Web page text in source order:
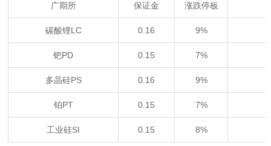
广期所 保证金 涨跌停板
碳酸锂LC 0.16 9%
钯PD 0.15 7%
多晶硅PS 0.16 9%
铂PT 0.15 7%
工业硅SI 0.15 8%